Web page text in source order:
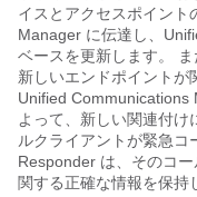
イスとアクセスポイン
Manager に伝達し、
ベースを更新します。
新しいエンドポイントが
Unified Communications
よって、新しい関連付け
ルクライアントが緊急
Responder は、そのコ
関する正確な情報を保持